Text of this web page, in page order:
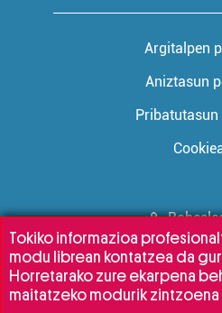
Argitalpen
Aniztasun
Tokiko informazioa
modu librean kontatzea da
Horretarako zure ekarpena
maitatzeko modurik